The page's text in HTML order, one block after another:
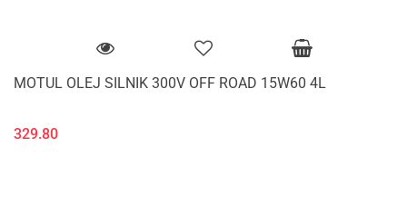
MOTUL OLEJ SILNIK 300V OFF ROAD 15W60 4L
329.80